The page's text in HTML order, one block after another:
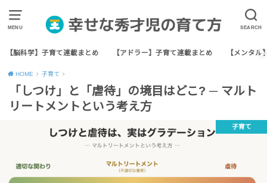
MENU SEARCH
【脳科学】子育て連載まとめ 【アドラー】子育て連載まとめ 【メンタル
HOME 子育て
「しつけ」と「虐待」の境目はどこ? ─ マルト
リートメントという考え方
子育て